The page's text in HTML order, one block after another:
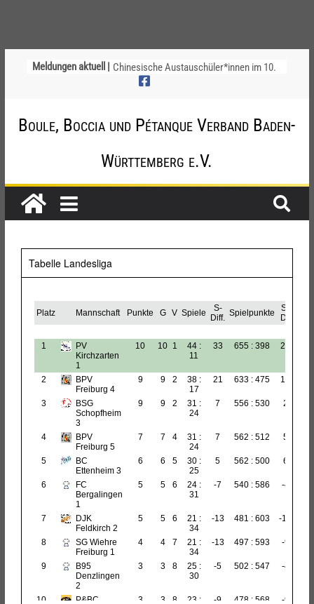
Meldungen aktuell | Chinesische Austauschüler*innen im 10.
Jahr beim TSV Badenia Feudenheim
12. / 13. September 2026 – die
Einladung zur Jugendvollversammlung
am 20.09.2026
Startliste DM-Qualifikation Doublette
Boule, Boccia und Pétanque Verband Baden-
Württemberg e.V.
Tabelle Landesliga